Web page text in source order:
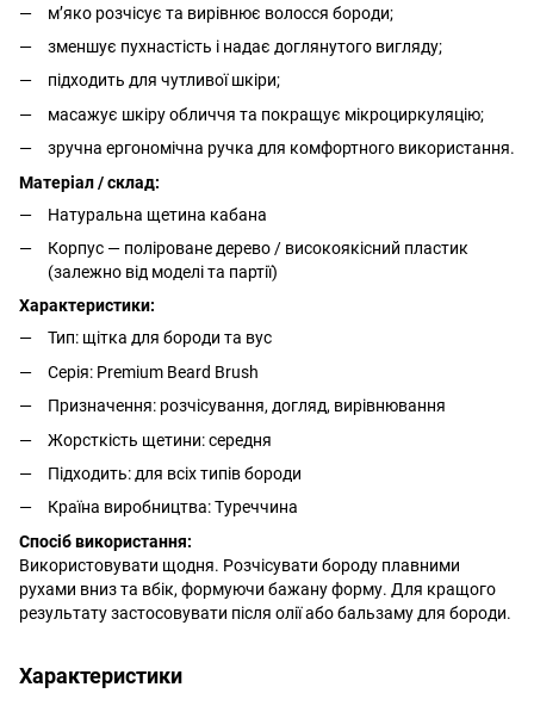
м’яко розчісує та вирівнює волосся бороди;
зменшує пухнастість і надає доглянутого вигляду;
підходить для чутливої шкіри;
масажує шкіру обличчя та покращує мікроциркуляцію;
зручна ергономічна ручка для комфортного використання.
Матеріал / склад:
Натуральна щетина кабана
Корпус — поліроване дерево / високоякісний пластик
(залежно від моделі та партії)
Характеристики:
Тип: щітка для бороди та вус
Серія: Premium Beard Brush
Призначення: розчісування, догляд, вирівнювання
Жорсткість щетини: середня
Підходить: для всіх типів бороди
Країна виробництва: Туреччина
Спосіб використання:
Використовувати щодня. Розчісувати бороду плавними
рухами вниз та вбік, формуючи бажану форму. Для кращого
результату застосовувати після олії або бальзаму для бороди.
Характеристики